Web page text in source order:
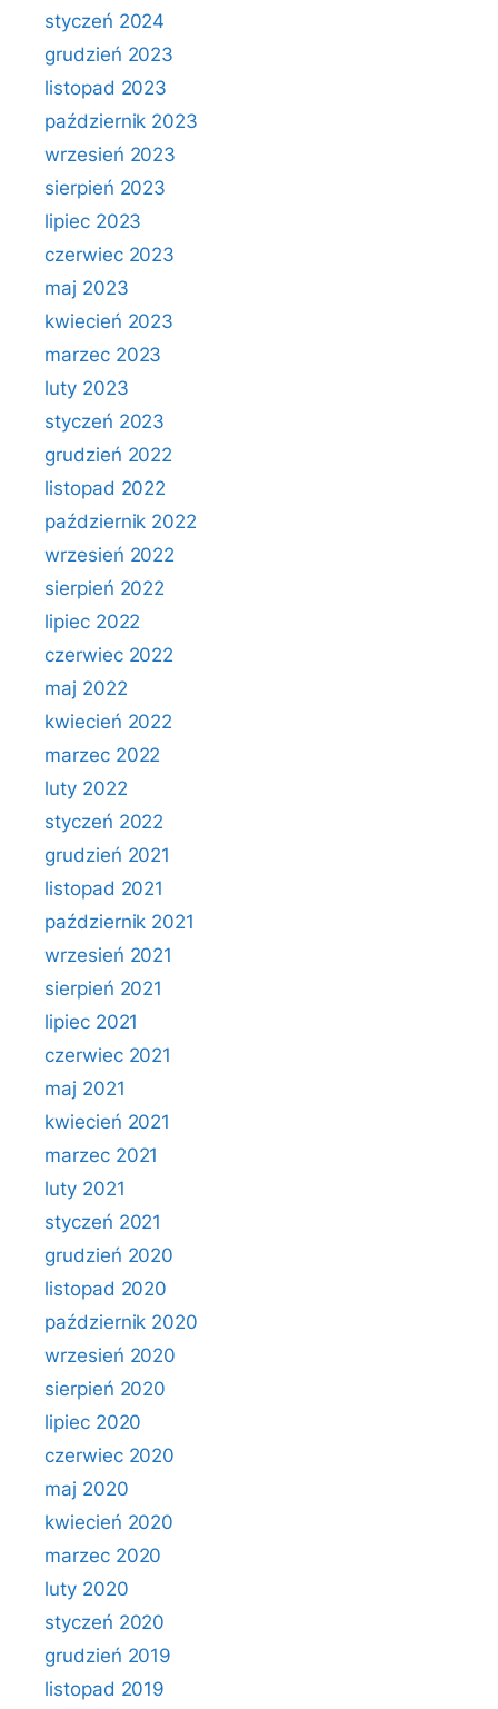
styczeń 2024
grudzień 2023
listopad 2023
październik 2023
wrzesień 2023
sierpień 2023
lipiec 2023
czerwiec 2023
maj 2023
kwiecień 2023
marzec 2023
luty 2023
styczeń 2023
grudzień 2022
listopad 2022
październik 2022
wrzesień 2022
sierpień 2022
lipiec 2022
czerwiec 2022
maj 2022
kwiecień 2022
marzec 2022
luty 2022
styczeń 2022
grudzień 2021
listopad 2021
październik 2021
wrzesień 2021
sierpień 2021
lipiec 2021
czerwiec 2021
maj 2021
kwiecień 2021
marzec 2021
luty 2021
styczeń 2021
grudzień 2020
listopad 2020
październik 2020
wrzesień 2020
sierpień 2020
lipiec 2020
czerwiec 2020
maj 2020
kwiecień 2020
marzec 2020
luty 2020
styczeń 2020
grudzień 2019
listopad 2019